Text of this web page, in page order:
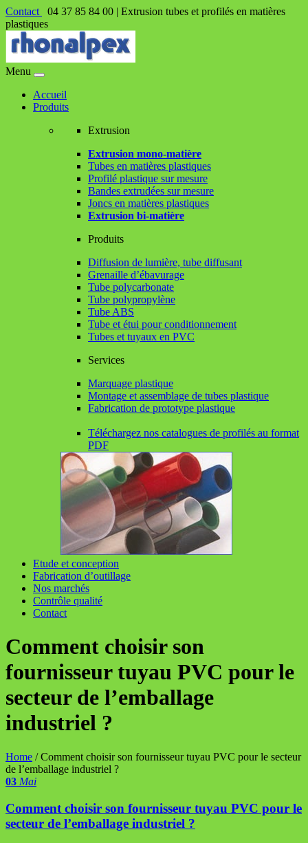
Contact 04 37 85 84 00 | Extrusion tubes et profilés en matières
plastiques
Menu
Accueil
Produits
Extrusion
Extrusion mono-matière
Tubes en matières plastiques
Profilé plastique sur mesure
Bandes extrudées sur mesure
Joncs en matières plastiques
Extrusion bi-matière
Produits
Diffusion de lumière, tube diffusant
Grenaille d’ébavurage
Tube polycarbonate
Tube polypropylène
Tube ABS
Tube et étui pour conditionnement
Tubes et tuyaux en PVC
Services
Marquage plastique
Montage et assemblage de tubes plastique
Fabrication de prototype plastique
Téléchargez nos catalogues de profilés au format
PDF
Etude et conception
Fabrication d’outillage
Nos marchés
Contrôle qualité
Contact
Comment choisir son
fournisseur tuyau PVC pour le
secteur de l’emballage
industriel ?
Home /Comment choisir son fournisseur tuyau PVC pour le secteur
de l’emballage industriel ?
03 Mai
Comment choisir son fournisseur tuyau PVC pour le
secteur de l’emballage industriel ?